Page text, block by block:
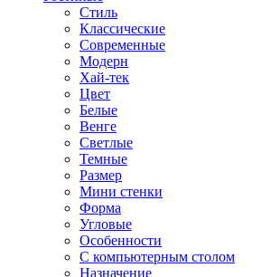
Стиль
Классические
Современные
Модерн
Хай-тек
Цвет
Белые
Венге
Светлые
Темные
Размер
Мини стенки
Форма
Угловые
Особенности
С компьютерным столом
Назначение